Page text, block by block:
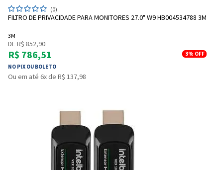
(0)
FILTRO DE PRIVACIDADE PARA MONITORES 27.0" W9 HB004534788 3M
3M
DE R$ 852,90
R$ 786,51
NO PIX OU BOLETO
3% OFF
Ou em até 6x de R$ 137,98